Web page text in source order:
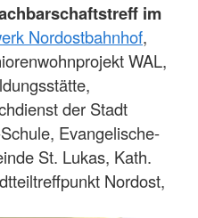
im
Nordostbahnhof,
WAL,
der Stadt
Evangelische-
St. Lukas, Kath.
Nordost,